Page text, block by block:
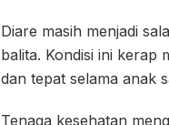
Diare masih menjadi
balita. Kondisi ini kerap
dan tepat selama anak
Tenaga kesehatan